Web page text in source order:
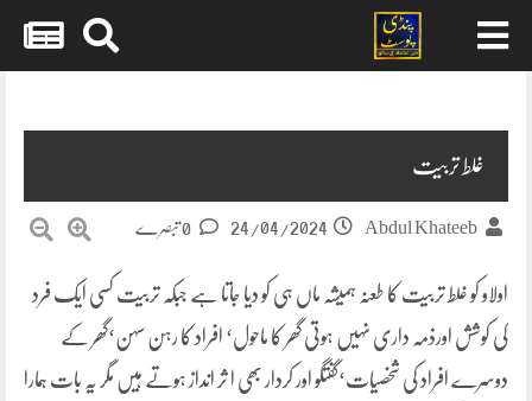
غلط تربیت
Abdul Khateeb
24/04/2024
اولاو کو غلط تربیت کا طعنہ ہمیشہ ماں ہی کو دیا جاتا ہے جبکہ تربیت کسی ایک فرد
کی کوشش اورذمہ داری نہیں ہوتی گھر کا ماحول‘ افراد کا رہن سہن‘گھر کے
دوسرے افراد کی شخصیات‘گفتگو اور کردار بھی ا ثر انداز ہوتے ہیں مگر یہ بات ہمارا